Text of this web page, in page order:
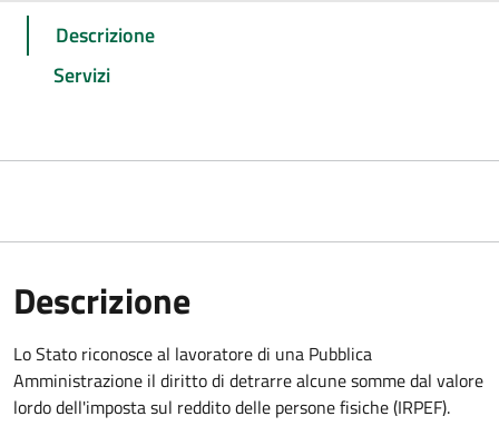
Descrizione
Servizi
Descrizione
Lo Stato riconosce al lavoratore di una Pubblica
Amministrazione il diritto di detrarre alcune somme dal valore
lordo dell'imposta sul reddito delle persone fisiche (IRPEF).